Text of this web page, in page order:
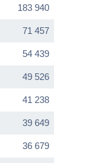
183 940
71 457
54 439
49 526
41 238
39 649
36 679